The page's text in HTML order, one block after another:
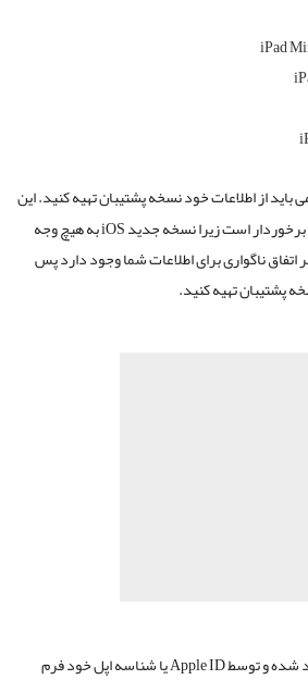
باید از اطلاعات خود نسخه پشتیبان تهیه کنید. این
موضوع از اهمیت بسیار بالایی برخوردار است زیرا نسخه جدید iOS به هیچ وجه
اتفاق ناگواری برای اطلاعات شما وجود دارد پس
وارد شده و توسط Apple ID‌ یا شناسه اپل خود فرم